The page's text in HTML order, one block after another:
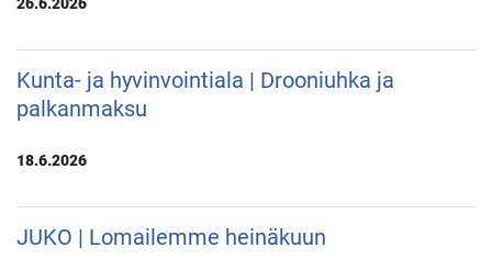
Kunta- ja hyvinvointiala | Drooniuhka ja
palkanmaksu
18.6.2026
JUKO | Lomailemme heinäkuun